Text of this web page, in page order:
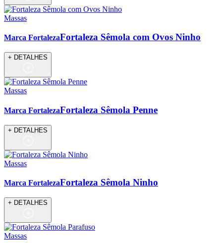
Massas
Marca FortalezaFortaleza Sêmola com Ovos Ninho
+ DETALHES
Massas
Marca FortalezaFortaleza Sêmola Penne
+ DETALHES
Massas
Marca FortalezaFortaleza Sêmola Ninho
+ DETALHES
Massas